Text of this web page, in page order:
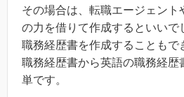
その場合は、転職エージェント
の力を借りて作成するといいで
職務経歴書を作成することもで
職務経歴書から英語の職務経歴
単です。